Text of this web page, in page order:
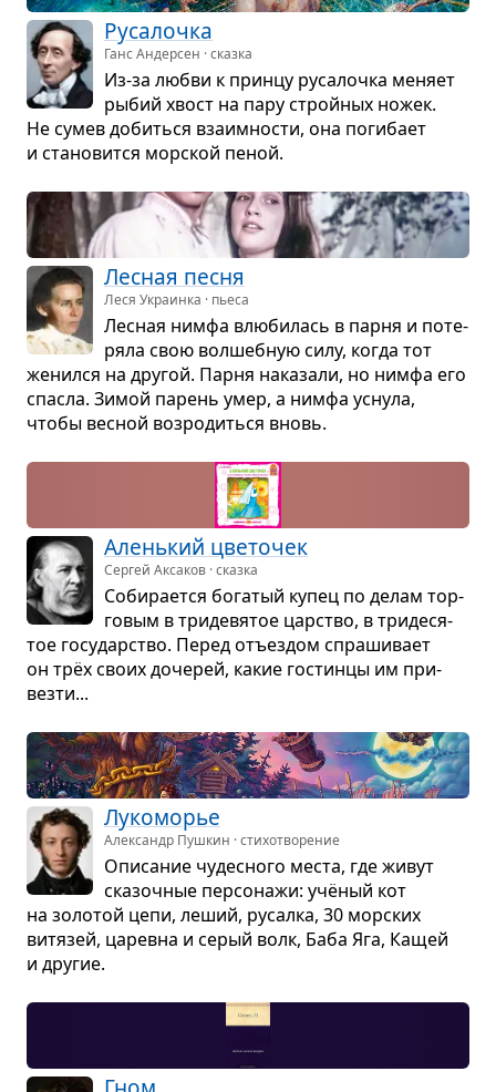
Руса­лочка
Ганс Андерсен · сказка
Из-за любви к принцу руса­лочка меняет
рыбий хвост на пару строй­ных ножек.
Не сумев добиться вза­им­но­сти, она поги­бает
и ста­но­вится мор­ской пеной.
Лес­ная песня
Леся Украинка · пьеса
Лес­ная нимфа влю­би­лась в парня и поте­
ряла свою вол­шеб­ную силу, когда тот
женился на дру­гой. Парня нака­зали, но нимфа его
спа­сла. Зимой парень умер, а нимфа уснула,
чтобы вес­ной воз­ро­диться вновь.
Алень­кий цве­то­чек
Сергей Аксаков · сказка
Соби­ра­ется бога­тый купец по делам тор­
го­вым в три­де­вя­тое цар­ство, в три­де­ся­
тое госу­дар­ство. Перед отъез­дом спра­ши­вает
он трёх своих доче­рей, какие гостинцы им при­
везти...
Луко­мо­рье
Александр Пушкин · стихотворение
Опи­са­ние чудес­ного места, где живут
ска­зоч­ные пер­со­нажи: учё­ный кот
на золо­той цепи, леший, русалка, 30 мор­ских
витя­зей, царевна и серый волк, Баба Яга, Кащей
и дру­гие.